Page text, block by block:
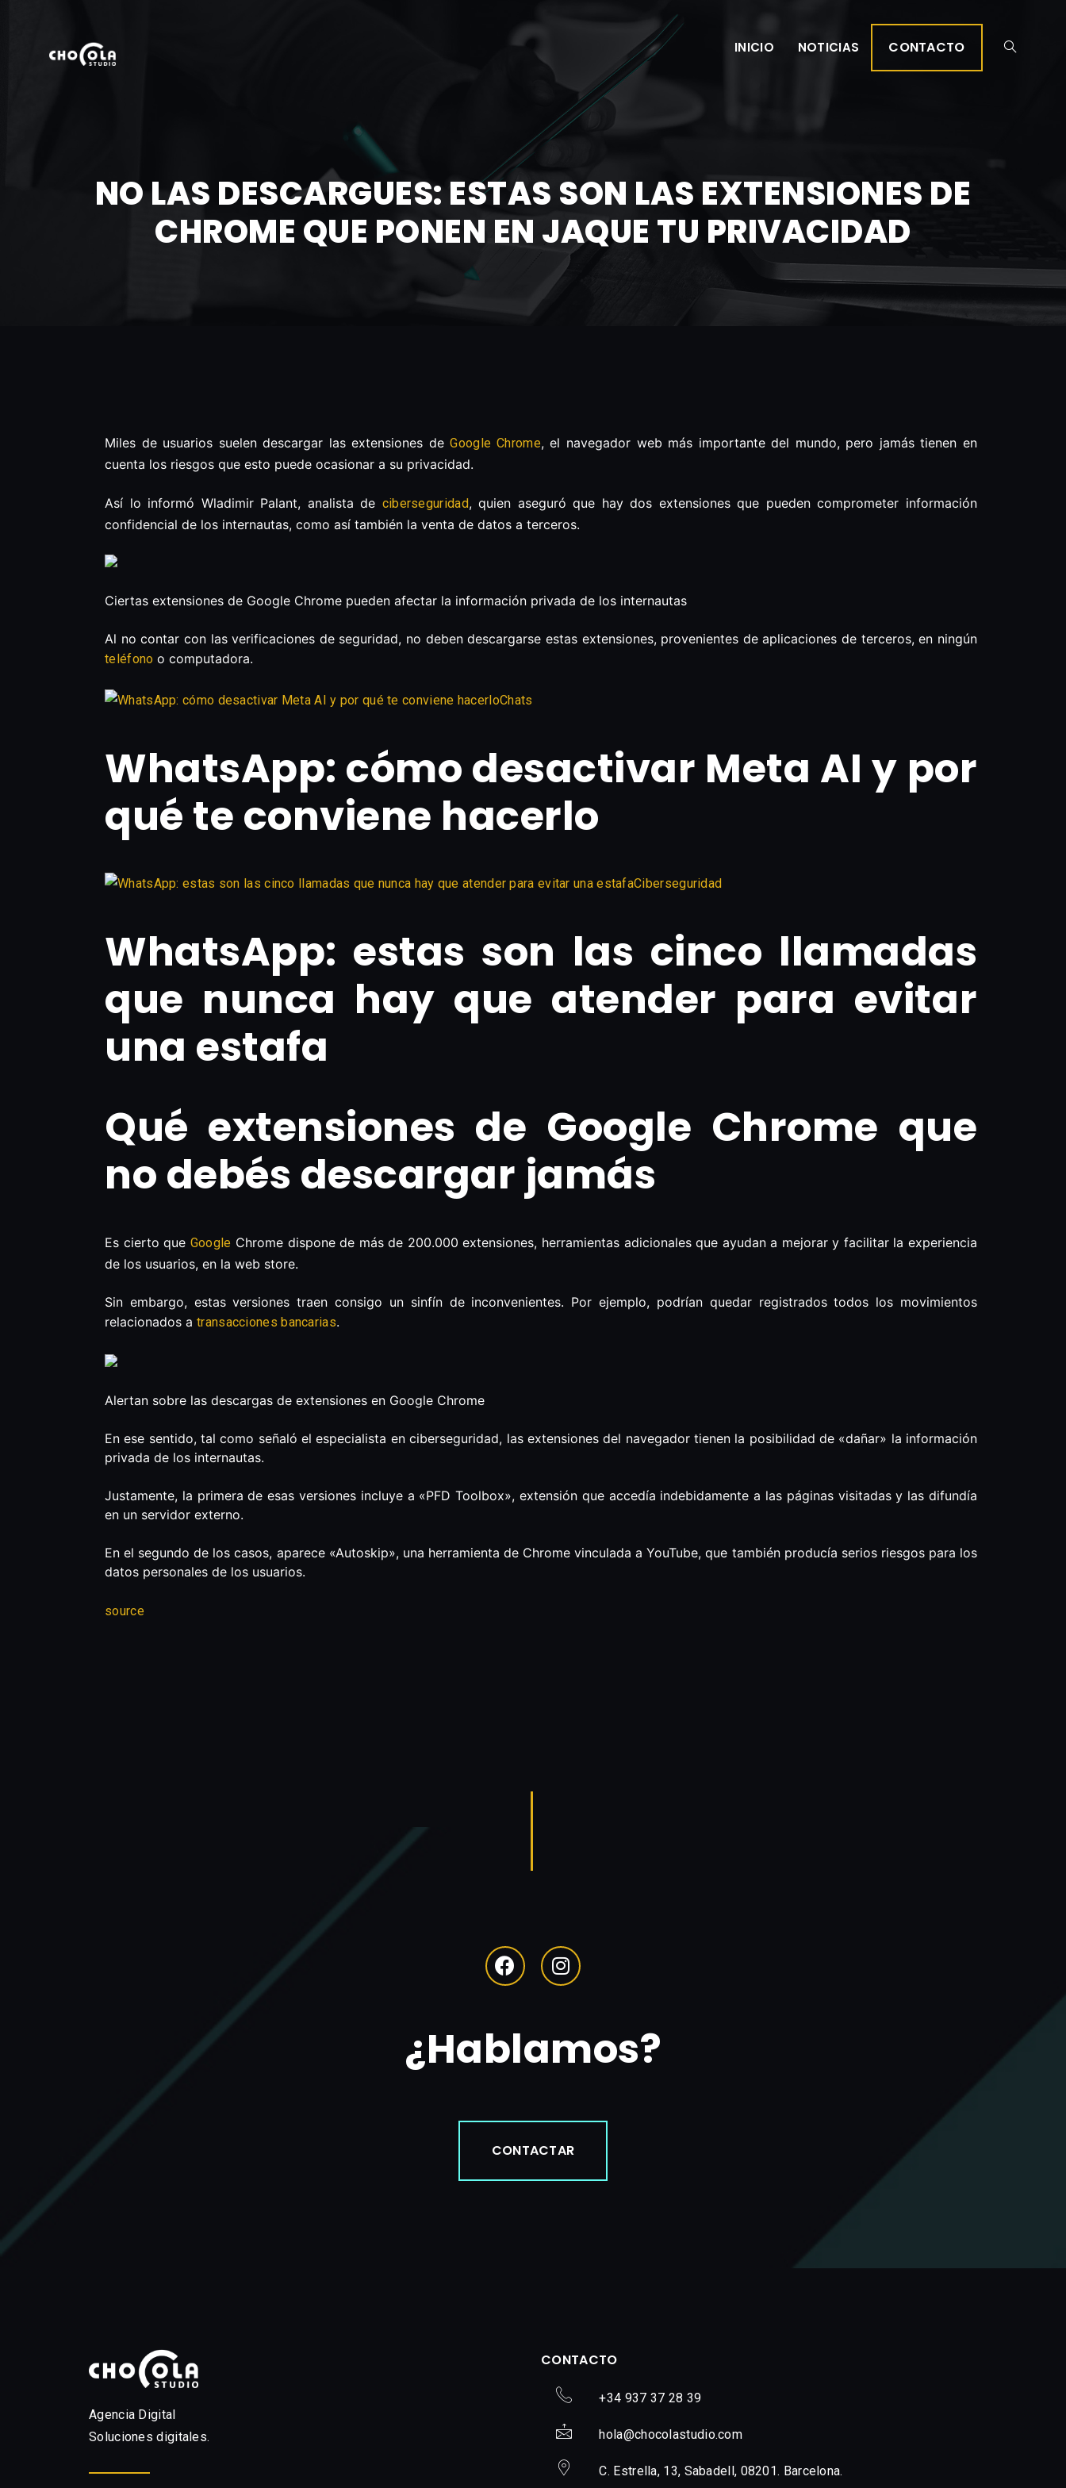
INICIO NOTICIAS CONTACTO
NO LAS DESCARGUES: ESTAS SON LAS EXTENSIONES DE
CHROME QUE PONEN EN JAQUE TU PRIVACIDAD
Miles de usuarios suelen descargar las extensiones deGoogle Chrome, el navegador web más importante del mundo, pero jamás tienen en
cuenta los riesgos que esto puede ocasionar a su privacidad.
Así lo informó Wladimir Palant, analista de ciberseguridad, quien aseguró que hay dos extensiones que pueden comprometer información
confidencial de los internautas, como así también la venta de datos a terceros.
Ciertas extensiones de Google Chrome pueden afectar la información privada de los internautas
Al no contar con las verificaciones de seguridad, no deben descargarse estas extensiones, provenientes de aplicaciones de terceros, en ningún
teléfono o computadora.
Chats
WhatsApp: cómo desactivar Meta AI y por
qué te conviene hacerlo
Ciberseguridad
WhatsApp: estas son las cinco llamadas
que nunca hay que atender para evitar
una estafa
Qué extensiones de Google Chrome que
no debés descargar jamás
Es cierto que Google Chrome dispone de más de 200.000 extensiones, herramientas adicionales que ayudan a mejorar y facilitar la experiencia
de los usuarios, en la web store.
Sin embargo, estas versiones traen consigo un sinfín de inconvenientes. Por ejemplo, podrían quedar registrados todos los movimientos
relacionados a transacciones bancarias.
Alertan sobre las descargas de extensiones en Google Chrome
En ese sentido, tal como señaló el especialista en ciberseguridad, las extensiones del navegador tienen la posibilidad de «dañar» la información
privada de los internautas.
Justamente, la primera de esas versiones incluye a «PFD Toolbox», extensión que accedía indebidamente a las páginas visitadas y las difundía
en un servidor externo.
En el segundo de los casos, aparece «Autoskip», una herramienta de Chrome vinculada a YouTube, que también producía serios riesgos para los
datos personales de los usuarios.
source
¿Hablamos?
CONTACTAR
Agencia Digital
Soluciones digitales.
CONTACTO
+34 937 37 28 39
hola@chocolastudio.com
C. Estrella, 13, Sabadell, 08201. Barcelona.